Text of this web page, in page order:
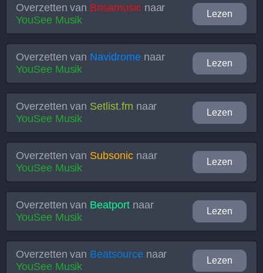
Overzetten van Brisamusicnaar
YouSee Musik
Lezen
Overzetten van Navidromenaar
YouSee Musik
Lezen
Overzetten van Setlist.fm naar
YouSee Musik
Lezen
Overzetten van Subsonicnaar
YouSee Musik
Lezen
Overzetten van Beatportnaar
YouSee Musik
Lezen
Overzetten van Beatsourcenaar
YouSee Musik
Lezen